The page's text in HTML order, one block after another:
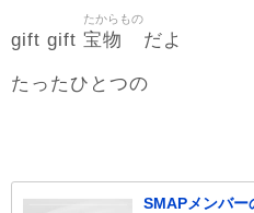
gift gift 宝物
たからもの
だよ
たったひとつの
SMAPメンバー